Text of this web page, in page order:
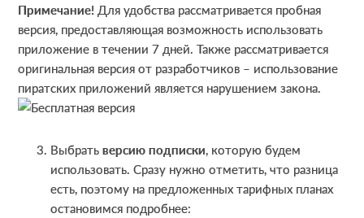
Примечание! Для удобства рассматривается пробная
версия, предоставляющая возможность использовать
приложение в течении 7 дней. Также рассматривается
оригинальная версия от разработчиков – использование
пиратских приложений является нарушением закона.
Выбратьверсию подписки, которую будем
использовать. Сразу нужно отметить, что разница
есть, поэтому на предложенных тарифных планах
остановимся подробнее: